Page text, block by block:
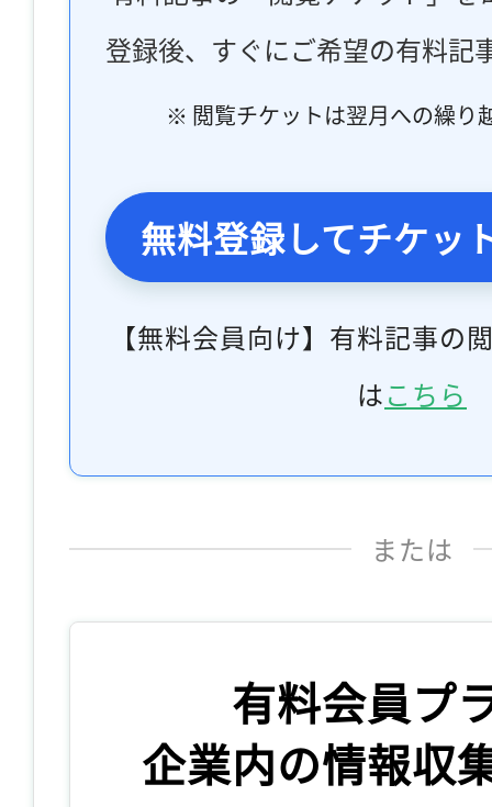
登録後、すぐにご希望の有料記
※ 閲覧チケットは翌月への繰り
無料登録してチケッ
【無料会員向け】有料記事の
はこちら
または
有料会員プ
企業内の情報収